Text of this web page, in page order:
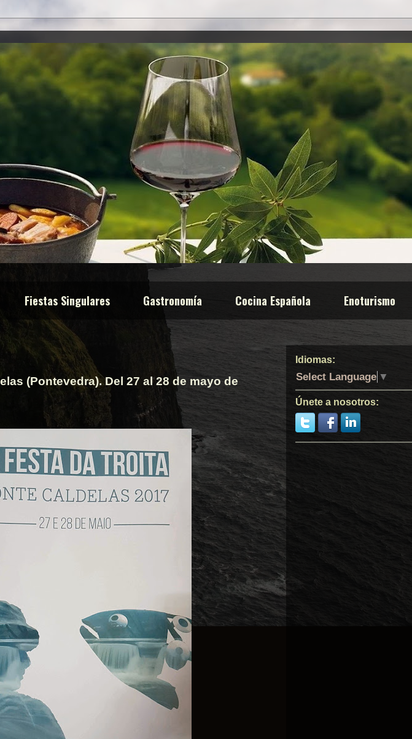
Fiestas Singulares Gastronomía Cocina Española Enoturismo
(Pontevedra). Del 27 al 28 de mayo de
Idiomas:
Select Language ▼
Únete a nosotros: